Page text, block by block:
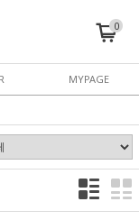
0
MYPAGE